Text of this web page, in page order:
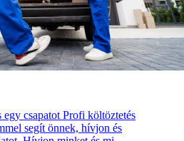
csapatot Profi költöztetés
segít önnek, hívjon és